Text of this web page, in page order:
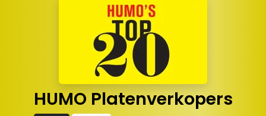
HUMO Platenverkopers